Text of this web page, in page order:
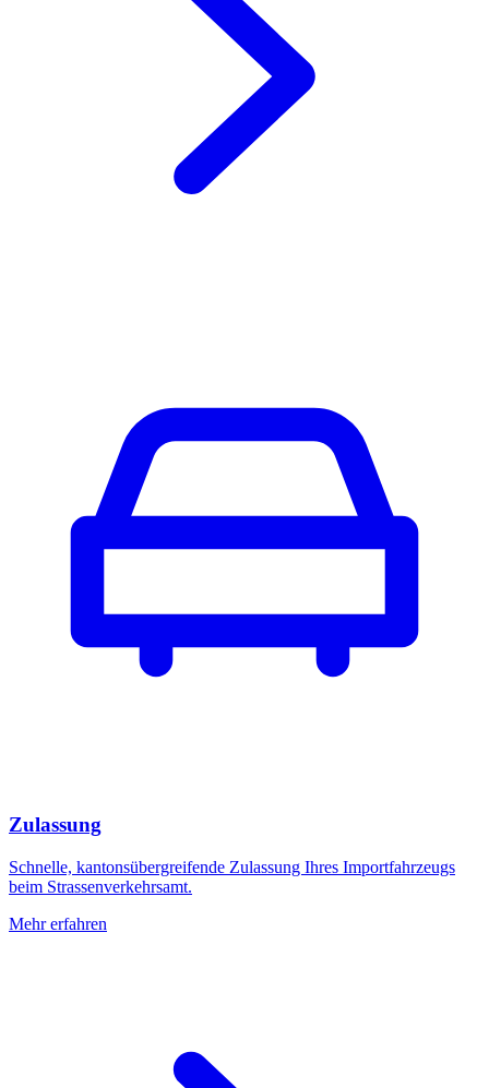
Zulassung
Schnelle, kantonsübergreifende Zulassung Ihres Importfahrzeugs
beim Strassenverkehrsamt.
Mehr erfahren